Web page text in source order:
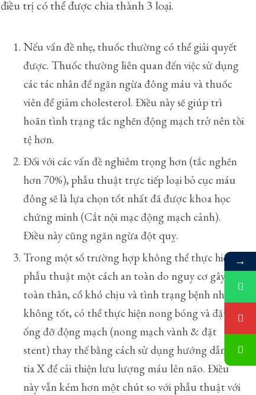
điều trị có thể được chia thành 3 loại.
Nếu vấn đề nhẹ, thuốc thường có thể giải quyết
được. Thuốc thường liên quan đến việc sử dụng
các tác nhân để ngăn ngừa đông máu và thuốc
viên để giảm cholesterol. Điều này sẽ giúp trì
hoãn tình trạng tắc nghẽn động mạch trở nên tồi
tệ hơn.
Đối với các vấn đề nghiêm trọng hơn (tắc nghẽn
hơn 70%), phẫu thuật trực tiếp loại bỏ cục máu
đông sẽ là lựa chọn tốt nhất đã được khoa học
chứng minh (Cắt nội mạc động mạch cảnh).
Điều này cũng ngăn ngừa đột quỵ.
Trong một số trường hợp không thể thực hiện
phẫu thuật một cách an toàn do nguy cơ gây mê
toàn thân, cổ khó chịu và tình trạng bệnh nhân
không tốt, có thể thực hiện nong bóng và đặt
ống đỡ động mạch (nong mạch vành & đặt
stent) thay thế bằng cách sử dụng hướng dẫn của
tia X để cải thiện lưu lượng máu lên não. Điều
này vẫn kém hơn một chút so với phẫu thuật với
→